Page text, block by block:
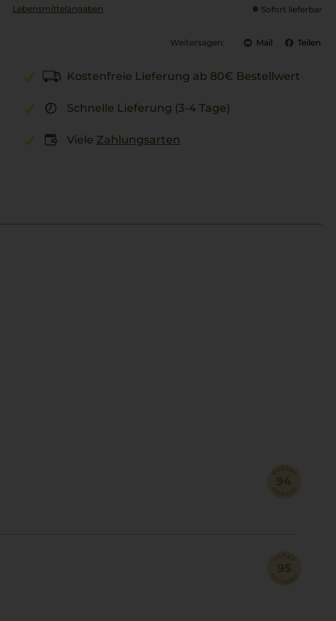
Lebensmittel­angaben Sofort lieferbar
Weitersagen: Mail Teilen
Kostenfreie Lieferung ab 80€ Bestellwert
Schnelle Lieferung (3-4 Tage)
Viele Zahlungsarten